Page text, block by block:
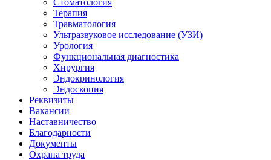
Стоматология
Терапия
Травматология
Ультразвуковое исследование (УЗИ)
Урология
Функциональная диагностика
Хирургия
Эндокринология
Эндоскопия
Реквизиты
Вакансии
Наставничество
Благодарности
Документы
Охрана труда